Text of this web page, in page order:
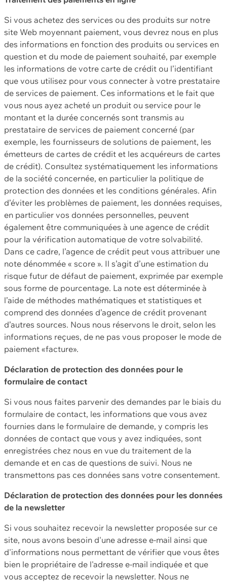
Si vous achetez des services ou des produits sur notre
site Web moyennant paiement, vous devrez nous en plus
des informations en fonction des produits ou services en
question et du mode de paiement souhaité, par exemple
les informations de votre carte de crédit ou l’identifiant
que vous utilisez pour vous connecter à votre prestataire
de services de paiement. Ces informations et le fait que
vous nous ayez acheté un produit ou service pour le
montant et la durée concernés sont transmis au
prestataire de services de paiement concerné (par
exemple, les fournisseurs de solutions de paiement, les
émetteurs de cartes de crédit et les acquéreurs de cartes
de crédit). Consultez systématiquement les informations
de la société concernée, en particulier la politique de
protection des données et les conditions générales. Afin
d’éviter les problèmes de paiement, les données requises,
en particulier vos données personnelles, peuvent
également être communiquées à une agence de crédit
pour la vérification automatique de votre solvabilité.
Dans ce cadre, l’agence de crédit peut vous attribuer une
note dénommée « score ». Il s’agit d’une estimation du
risque futur de défaut de paiement, exprimée par exemple
sous forme de pourcentage. La note est déterminée à
l’aide de méthodes mathématiques et statistiques et
comprend des données d’agence de crédit provenant
d’autres sources. Nous nous réservons le droit, selon les
informations reçues, de ne pas vous proposer le mode de
paiement «facture».
Déclaration de protection des données pour le
formulaire de contact
Si vous nous faites parvenir des demandes par le biais du
formulaire de contact, les informations que vous avez
fournies dans le formulaire de demande, y compris les
données de contact que vous y avez indiquées, sont
enregistrées chez nous en vue du traitement de la
demande et en cas de questions de suivi. Nous ne
transmettons pas ces données sans votre consentement.
Déclaration de protection des données pour les données
de la newsletter
Si vous souhaitez recevoir la newsletter proposée sur ce
site, nous avons besoin d'une adresse e-mail ainsi que
d'informations nous permettant de vérifier que vous êtes
bien le propriétaire de l'adresse e-mail indiquée et que
vous acceptez de recevoir la newsletter. Nous ne